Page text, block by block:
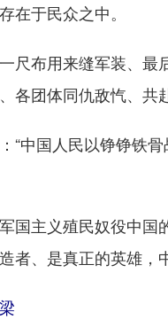
于民众之中。
布用来缝军装、最
各团体同仇敌忾、共
国人民以铮铮铁骨
主义殖民奴役中国
者、是真正的英雄，